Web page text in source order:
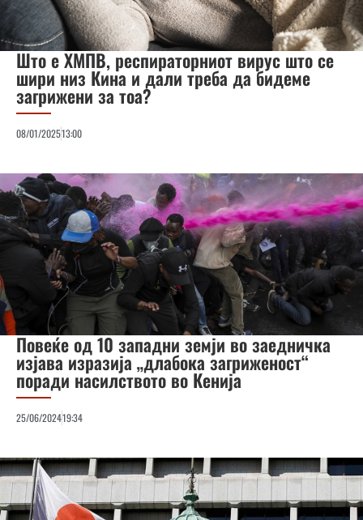
Што е ХМПВ, респираторниот вирус што се
шири низ Кина и дали треба да бидеме
загрижени за тоа?
08/01/202513:00
Повеќе од 10 западни земји во заедничка
изјава изразија „длабока загриженост“
поради насилството во Кенија
25/06/202419:34